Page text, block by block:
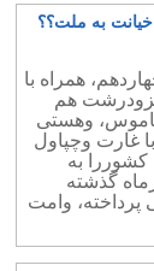
به ملت؟؟
همراه با
هم
وهستی
غارت وچپاول
به
گذشته
پرداخته، وامت
[…]